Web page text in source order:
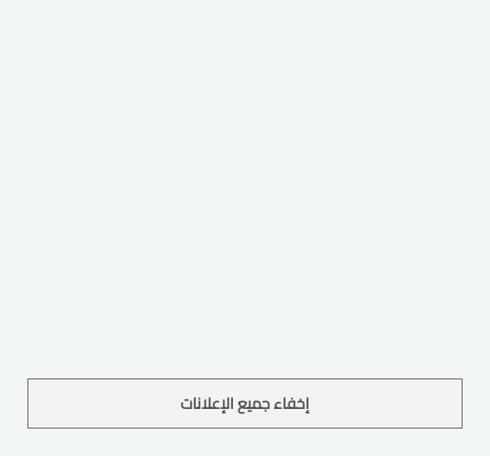
إخفاء جميع الإعلانات